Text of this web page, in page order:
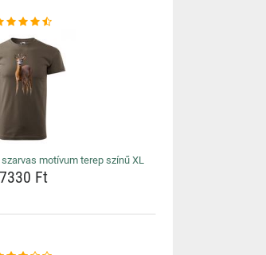
motívum terep színű XL
7330 Ft